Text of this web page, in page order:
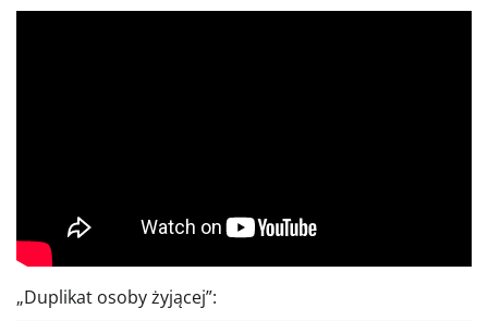
„Duplikat osoby żyjącej”: